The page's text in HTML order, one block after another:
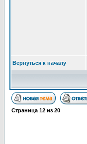
Вернуться к началу
Страница 12 из 20